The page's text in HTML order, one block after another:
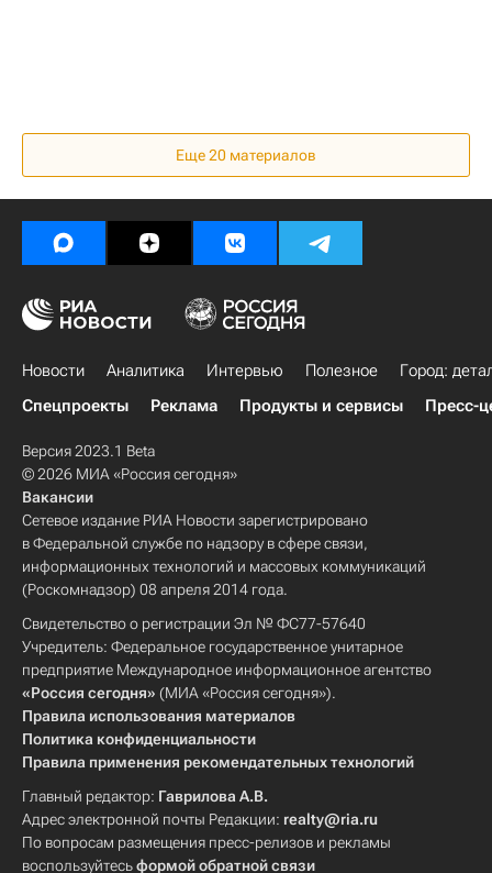
Еще 20 материалов
Новости Аналитика Интервью Полезное
Город:
Спецпроекты
Реклама Продукты и сервисы Пресс-
Версия 2023.1 Beta
© 2026 МИА «Россия сегодня»
Вакансии
Сетевое издание РИА Новости зарегистрировано
в Федеральной службе по надзору в сфере связи,
информационных технологий и массовых коммуникаций
(Роскомнадзор) 08 апреля 2014 года.
Свидетельство о регистрации Эл № ФС77-57640
Учредитель: Федеральное государственное унитарное
предприятие Международное информационное агентство
«Россия сегодня» (МИА «Россия сегодня»).
Правила использования материалов
Политика конфиденциальности
Правила применения рекомендательных технологий
Главный редактор: Гаврилова А.В.
Адрес электронной почты Редакции: realty@ria.ru
По вопросам размещения пресс-релизов и рекламы
воспользуйтесьформой обратной связи